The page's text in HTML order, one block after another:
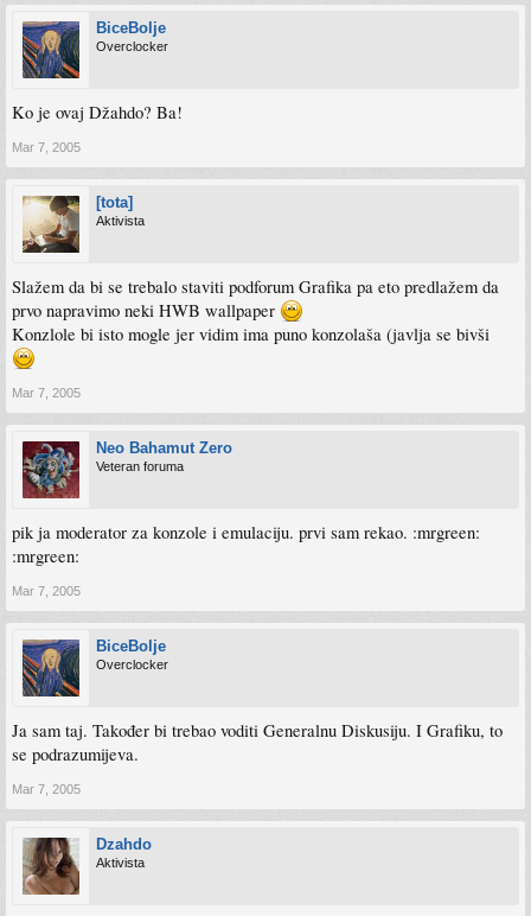
BiceBolje
Overclocker
Ko je ovaj Džahdo? Ba!
Mar 7, 2005
[tota]
Aktivista
Slažem da bi se trebalo staviti podforum Grafika pa eto predlažem da
prvo napravimo neki HWB wallpaper
Konzlole bi isto mogle jer vidim ima puno konzolaša (javlja se bivši
Mar 7, 2005
Neo Bahamut Zero
Veteran foruma
pik ja moderator za konzole i emulaciju. prvi sam rekao. :mrgreen:
:mrgreen:
Mar 7, 2005
BiceBolje
Overclocker
Ja sam taj. Također bi trebao voditi Generalnu Diskusiju. I Grafiku, to
se podrazumijeva.
Mar 7, 2005
Dzahdo
Aktivista